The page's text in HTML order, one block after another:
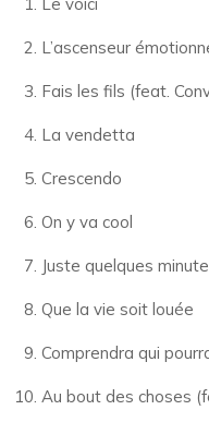
L’ascenseur
Fais les fils (feat.
La vendetta
Crescendo
On y va cool
Juste quelques
Que la vie soit louée
Comprendra qui
Au bout des choses